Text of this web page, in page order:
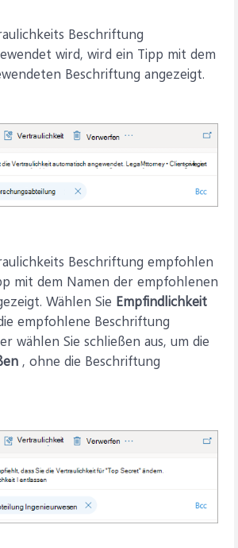
Beschriftung
wird, wird ein Tipp mit dem
Beschriftung angezeigt.
Beschriftung empfohlen
mit dem Namen der empfohlenen
Wählen Sie Empfindlichkeit
empfohlene Beschriftung
wählen Sie schließen aus, um die
, ohne die Beschriftung